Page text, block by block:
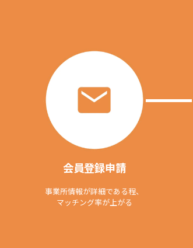
会員登録申請
事業所情報が詳細である程、
マッチング率が上がる